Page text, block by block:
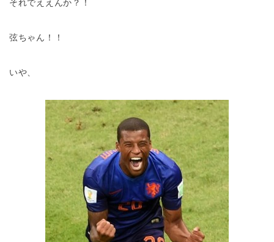
それでええんか？！
弦ちゃん！！
いや、